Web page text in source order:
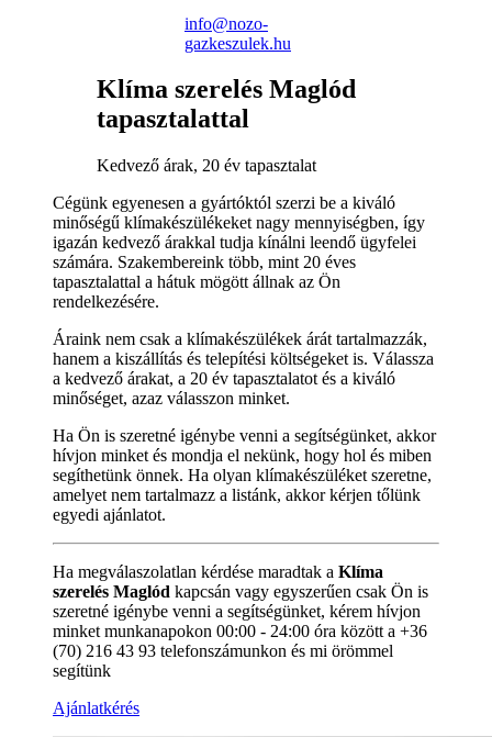
info@nozo-
gazkeszulek.hu
Klíma szerelés Maglód
tapasztalattal
Kedvező árak, 20 év tapasztalat
Cégünk egyenesen a gyártóktól szerzi be a kiváló
minőségű klímakészülékeket nagy mennyiségben, így
igazán kedvező árakkal tudja kínálni leendő ügyfelei
számára. Szakembereink több, mint 20 éves
tapasztalattal a hátuk mögött állnak az Ön
rendelkezésére.
Áraink nem csak a klímakészülékek árát tartalmazzák,
hanem a kiszállítás és telepítési költségeket is. Válassza
a kedvező árakat, a 20 év tapasztalatot és a kiváló
minőséget, azaz válasszon minket.
Ha Ön is szeretné igénybe venni a segítségünket, akkor
hívjon minket és mondja el nekünk, hogy hol és miben
segíthetünk önnek. Ha olyan klímakészüléket szeretne,
amelyet nem tartalmazz a listánk, akkor kérjen tőlünk
egyedi ajánlatot.
Ha megválaszolatlan kérdése maradtak a Klíma
szerelés Maglód kapcsán vagy egyszerűen csak Ön is
szeretné igénybe venni a segítségünket, kérem hívjon
minket munkanapokon 00:00 - 24:00 óra között a +36
(70) 216 43 93 telefonszámunkon és mi örömmel
segítünk
Ajánlatkérés